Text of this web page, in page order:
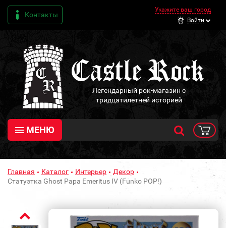
Контакты
Укажите ваш город
Войти
Легендарный рок-магазин с
тридцатилетней историей
МЕНЮ
Главная Каталог Интерьер
Декор
Статуэтка Ghost Papa Emeritus IV (Funko POP!)